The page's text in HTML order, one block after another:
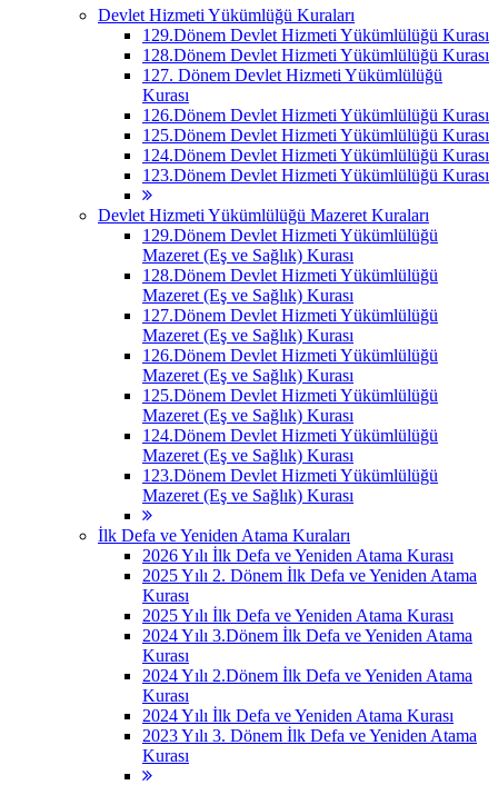
Devlet Hizmeti Yükümlüğü Kuraları
129.Dönem Devlet Hizmeti Yükümlülüğü Kurası
128.Dönem Devlet Hizmeti Yükümlülüğü Kurası
127. Dönem Devlet Hizmeti Yükümlülüğü
Kurası
126.Dönem Devlet Hizmeti Yükümlülüğü Kurası
125.Dönem Devlet Hizmeti Yükümlülüğü Kurası
124.Dönem Devlet Hizmeti Yükümlülüğü Kurası
123.Dönem Devlet Hizmeti Yükümlülüğü Kurası
Devlet Hizmeti Yükümlülüğü Mazeret Kuraları
129.Dönem Devlet Hizmeti Yükümlülüğü
Mazeret (Eş ve Sağlık) Kurası
128.Dönem Devlet Hizmeti Yükümlülüğü
Mazeret (Eş ve Sağlık) Kurası
127.Dönem Devlet Hizmeti Yükümlülüğü
Mazeret (Eş ve Sağlık) Kurası
126.Dönem Devlet Hizmeti Yükümlülüğü
Mazeret (Eş ve Sağlık) Kurası
125.Dönem Devlet Hizmeti Yükümlülüğü
Mazeret (Eş ve Sağlık) Kurası
124.Dönem Devlet Hizmeti Yükümlülüğü
Mazeret (Eş ve Sağlık) Kurası
123.Dönem Devlet Hizmeti Yükümlülüğü
Mazeret (Eş ve Sağlık) Kurası
İlk Defa ve Yeniden Atama Kuraları
2026 Yılı İlk Defa ve Yeniden Atama Kurası
2025 Yılı 2. Dönem İlk Defa ve Yeniden Atama
Kurası
2025 Yılı İlk Defa ve Yeniden Atama Kurası
2024 Yılı 3.Dönem İlk Defa ve Yeniden Atama
Kurası
2024 Yılı 2.Dönem İlk Defa ve Yeniden Atama
Kurası
2024 Yılı İlk Defa ve Yeniden Atama Kurası
2023 Yılı 3. Dönem İlk Defa ve Yeniden Atama
Kurası